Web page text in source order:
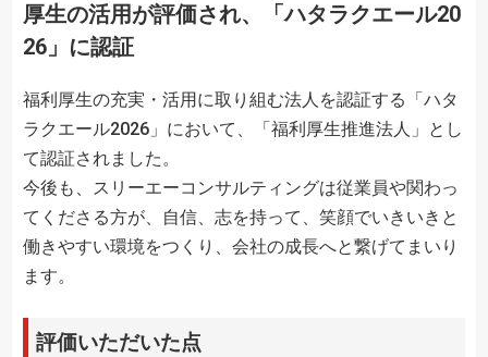
厚生の活用が評価され、「ハタラクエール20
26」に認証
福利厚生の充実・活用に取り組む法人を認証する「ハタ
ラクエール2026」において、「福利厚生推進法人」とし
て認証されました。
今後も、スリーエーコンサルティングは従業員や関わっ
てくださる方が、自信、志を持って、笑顔でいきいきと
働きやすい環境をつくり、会社の成長へと繋げてまいり
ます。
評価いただいた点